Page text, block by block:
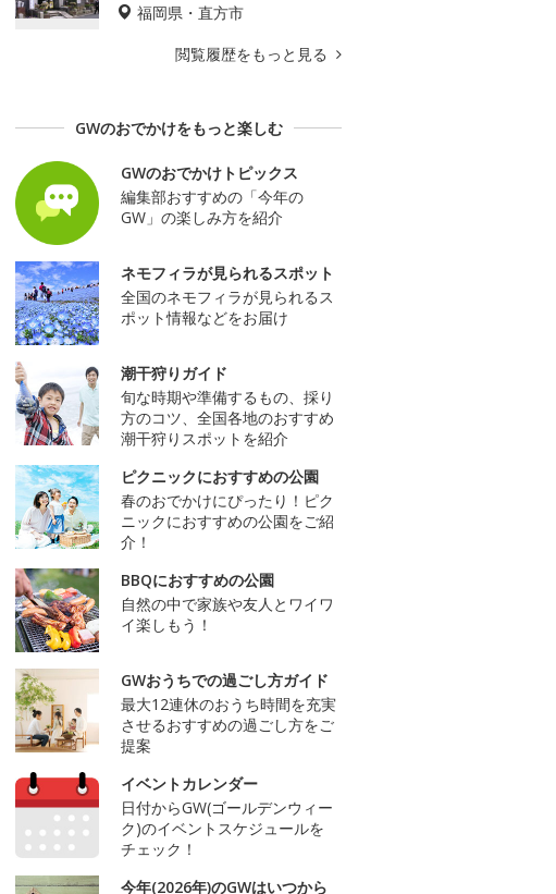
福岡県・直方市
閲覧履歴をもっと見る
GWのおでかけをもっと楽しむ
GWのおでかけトピックス
編集部おすすめの「今年の
GW」の楽しみ方を紹介
ネモフィラが見られるスポット
全国のネモフィラが見られるス
ポット情報などをお届け
潮干狩りガイド
旬な時期や準備するもの、採り
方のコツ、全国各地のおすすめ
潮干狩りスポットを紹介
ピクニックにおすすめの公園
春のおでかけにぴったり！ピク
ニックにおすすめの公園をご紹
介！
BBQにおすすめの公園
自然の中で家族や友人とワイワ
イ楽しもう！
GWおうちでの過ごし方ガイド
最大12連休のおうち時間を充実
させるおすすめの過ごし方をご
提案
イベントカレンダー
日付からGW(ゴールデンウィー
ク)のイベントスケジュールを
チェック！
今年(2026年)のGWはいつから